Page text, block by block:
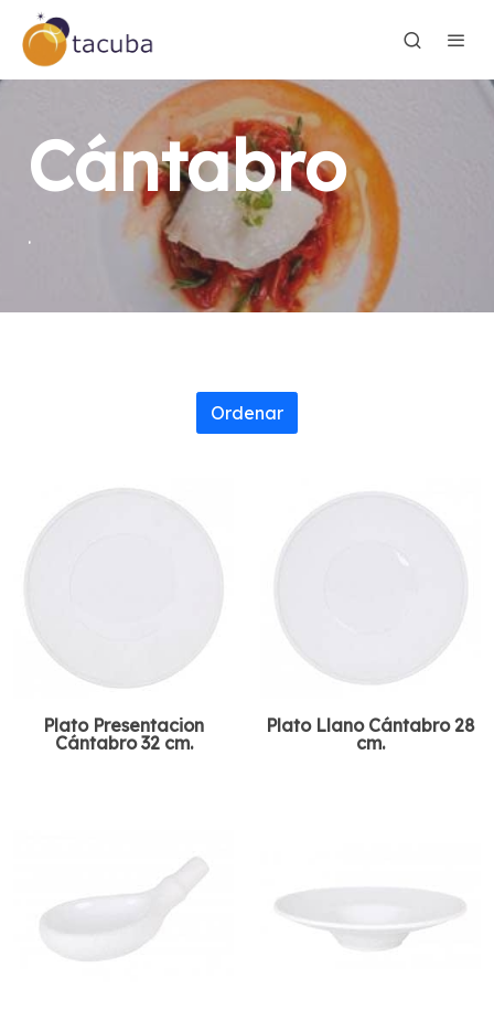
Cántabro
.
Ordenar
Plato Presentacion
Cántabro 32 cm.
Plato Llano Cántabro 28
cm.